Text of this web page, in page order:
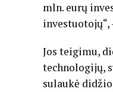
mln. eurų
investuotojų“,
Jos teigimu,
technologijų,
sulaukė